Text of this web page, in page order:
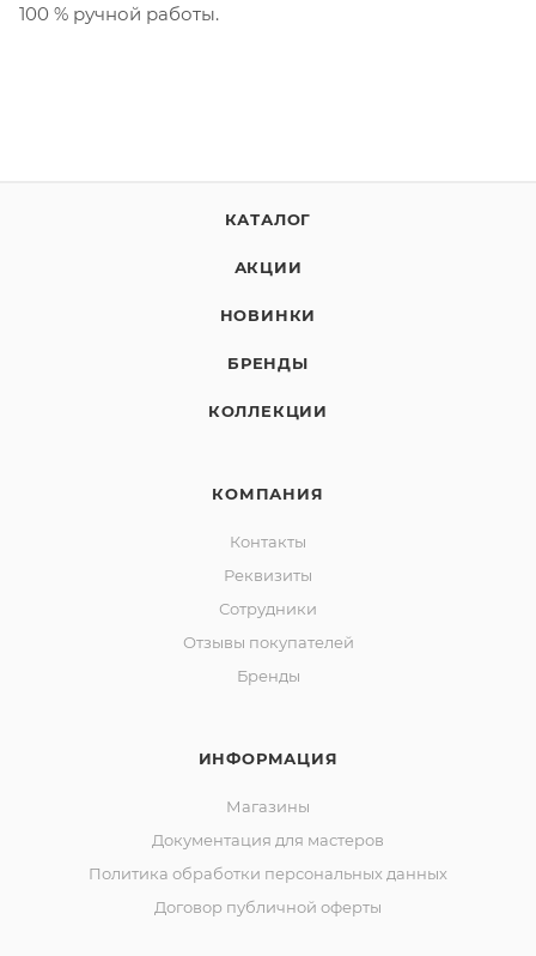
100 % ручной работы.
КАТАЛОГ
АКЦИИ
НОВИНКИ
БРЕНДЫ
КОЛЛЕКЦИИ
КОМПАНИЯ
Контакты
Реквизиты
Сотрудники
Отзывы покупателей
Бренды
ИНФОРМАЦИЯ
Магазины
Документация для мастеров
Политика обработки персональных данных
Договор публичной оферты